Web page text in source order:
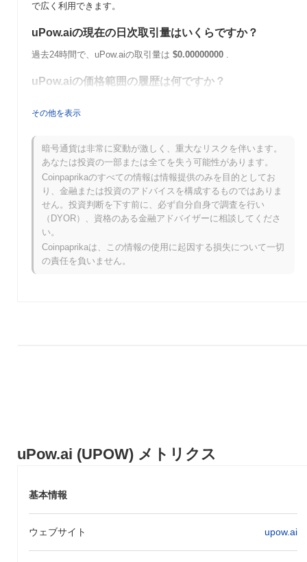
uPow.ai (UPOW) メトリクス
基本情報
ウェブサイト upow.ai
で広く利用できます。
uPow.aiの現在の日次取引量はいくらですか？
過去24時間で、uPow.aiの取引量は $0.00000000 .
uPow.aiの価格範囲の履歴は何ですか？
史上最安値（ATL）：
uPow.aiは現在、ATHより ~99.55% 低く取引されています .
uPow.aiは、より広範な暗号市場と比較してどのよう
なパフォーマンスですか？
過去7日間で、uPow.aiは0.00% 上昇し、0.18%の上昇を記録した
全体の暗号市場を下回っています。これは、より広範な市場のモ
メンタムと比較して、UPOWの価格アクションにおける一時的な
遅れを示しています。
その他を表示
暗号通貨は非常に変動が激しく、重大なリスクを伴います。
あなたは投資の一部または全てを失う可能性があります。
Coinpaprikaのすべての情報は情報提供のみを目的としてお
り、金融または投資のアドバイスを構成するものではありま
せん。投資判断を下す前に、必ず自分自身で調査を行い
（DYOR）、資格のある金融アドバイザーに相談してくださ
い。
Coinpaprikaは、この情報の使用に起因する損失について一切
の責任を負いません。